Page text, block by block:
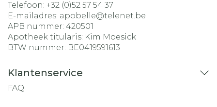
Telefoon: +32 (0)52 57 54 37
E-mailadres: apobelle@telenet.be
APB nummer: 420501
Apotheek titularis: Kim Moesick
BTW nummer: BE0419591613
Klantenservice
FAQ